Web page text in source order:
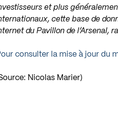
et plus
cette base de
du Pavillon de l’Arsenal,
consulter la mise à jour du
Nicolas Marier)